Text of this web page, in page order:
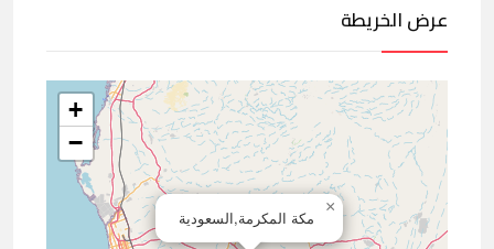
عرض الخريطة
مكة المكرمة,السعودية
×
+
−